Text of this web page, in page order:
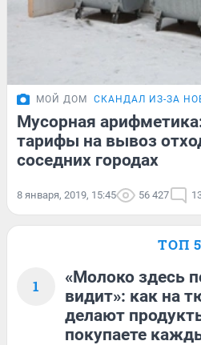
МОЙ ДОМ СКАНДАЛ ИЗ-ЗА
Мусорная
тарифы на вывоз
соседних городах
8 января, 2019, 15:45 56 427
ТОП 5
1
«Молоко здесь
видит»: как на
делают
покупаете